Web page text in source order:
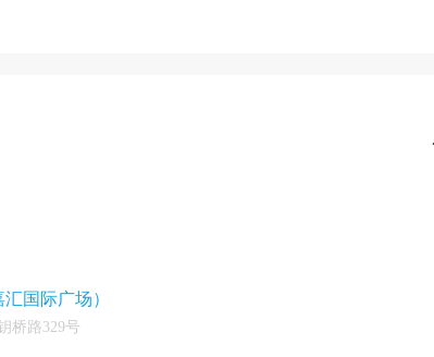
国际广场）
桥路329号